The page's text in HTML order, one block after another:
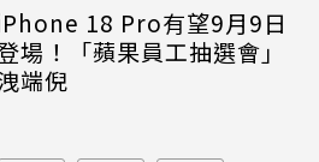
18 Pro有望9月9日
場！「蘋果員工抽選會」
端倪